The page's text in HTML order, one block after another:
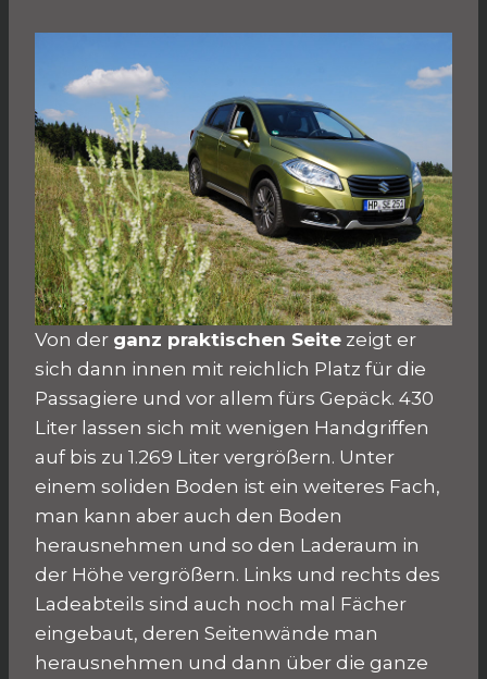
Von der ganz praktischen Seite zeigt er
sich dann innen mit reichlich Platz für die
Passagiere und vor allem fürs Gepäck. 430
Liter lassen sich mit wenigen Handgriffen
auf bis zu 1.269 Liter vergrößern. Unter
einem soliden Boden ist ein weiteres Fach,
man kann aber auch den Boden
herausnehmen und so den Laderaum in
der Höhe vergrößern. Links und rechts des
Ladeabteils sind auch noch mal Fächer
eingebaut, deren Seitenwände man
herausnehmen und dann über die ganze